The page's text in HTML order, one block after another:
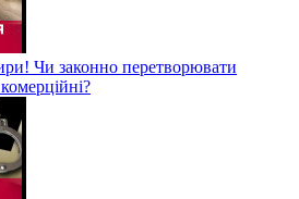
Чи законно перетворювати